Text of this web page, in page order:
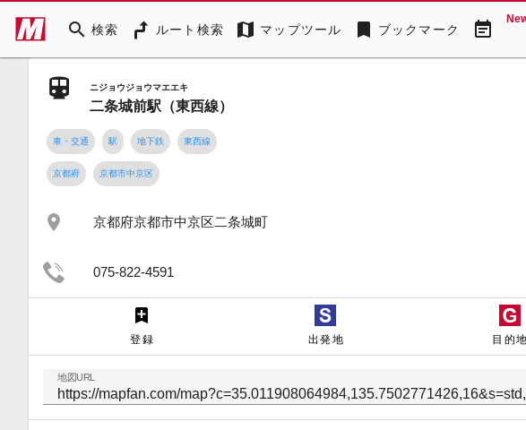
search 検索 ルート検索 map マップツール bookmark ブックマーク event_note
ニジョウジョウマエエキ
二条城前駅（東西線）
車・交通 駅 地下鉄 東西線
京都府 京都市中京区
place 京都府京都市中京区二条城町
075-822-4591
登録 出発地 目的地
地図URL